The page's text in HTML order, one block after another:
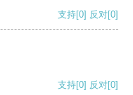
支持[0] 反对[0]
支持[0] 反对[0]